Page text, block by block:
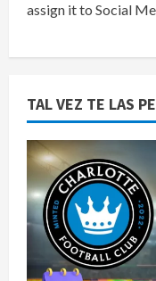
assign it to Social
TAL VEZ TE LAS